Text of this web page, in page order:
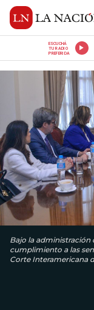
ESCUCHÁ
TU RADIO
PREFERIDA
Bajo la administración
cumplimiento a las
Corte Interamericana